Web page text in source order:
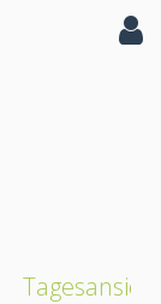
Tagesansicht